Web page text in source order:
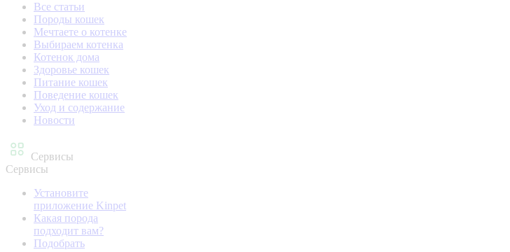
Все статьи
Породы кошек
Мечтаете о котенке
Выбираем котенка
Котенок дома
Здоровье кошек
Питание кошек
Поведение кошек
Уход и содержание
Новости
Сервисы
Сервисы
Установите
приложение Kinpet
Какая порода
подходит вам?
Подобрать